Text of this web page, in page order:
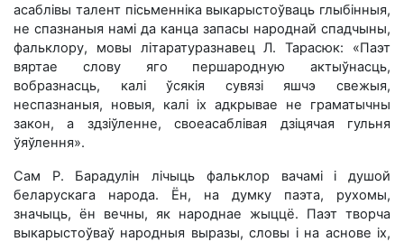
асаблівы талент пісьменніка выкарыстоўваць глыбінныя,
не спазнаныя намі да канца запасы народнай спадчыны,
фальклору, мовы літаратуразнавец Л. Тарасюк: «Паэт
вяртае слову яго першародную актыўнасць,
вобразнасць, калі ўсякія сувязі яшчэ свежыя,
неспазнаныя, новыя, калі іх адкрывае не граматычны
закон, а здзіўленне, своеасаблівая дзіцячая гульня
ўяўлення».
Сам Р. Барадулін лічыць фальклор вачамі і душой
беларускага народа. Ён, на думку паэта, рухомы,
значыць, ён вечны, як народнае жыццё. Паэт творча
выкарыстоўваў народныя выразы, словы і на аснове іх,